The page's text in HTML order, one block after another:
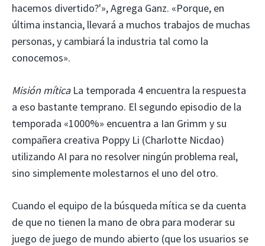
hacemos divertido?'», Agrega Ganz. «Porque, en
última instancia, llevará a muchos trabajos de muchas
personas, y cambiará la industria tal como la
conocemos».
Misión míticaLa temporada 4 encuentra la respuesta
a eso bastante temprano. El segundo episodio de la
temporada «1000%» encuentra a Ian Grimm y su
compañera creativa Poppy Li (Charlotte Nicdao)
utilizando AI para no resolver ningún problema real,
sino simplemente molestarnos el uno del otro.
Cuando el equipo de la búsqueda mítica se da cuenta
de que no tienen la mano de obra para moderar su
juego de juego de mundo abierto (que los usuarios se